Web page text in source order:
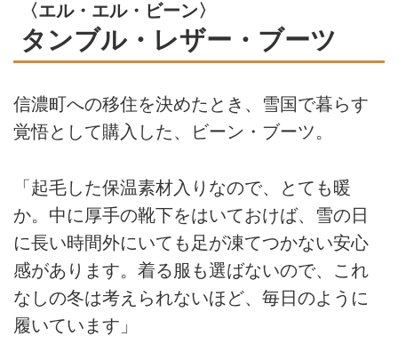
〈エル・エル・ビーン〉
タンブル・レザー・ブーツ
信濃町への移住を決めたとき、雪国で暮らす
覚悟として購入した、ビーン・ブーツ。
「起毛した保温素材入りなので、とても暖
か。中に厚手の靴下をはいておけば、雪の日
に長い時間外にいても足が凍てつかない安心
感があります。着る服も選ばないので、これ
なしの冬は考えられないほど、毎日のように
履いています」